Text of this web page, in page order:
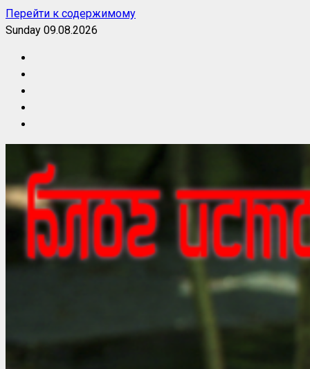
Перейти к содержимому
Sunday 09.08.2026